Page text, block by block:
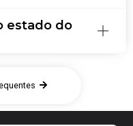
estado do